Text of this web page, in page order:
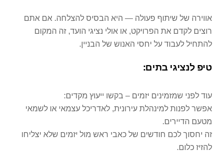
אווירה של שיתוף פעולה — היא הבסיס להצלחה. אם אתם
רוצים לקדם את הפרויקט, או אולי נציגי הועד, זה המקום
להתחיל לעבוד על יחסי האנוש של הבניין.
טיפ לנציגי בתים:
עוד לפני שמזמינים יזמים – בקשו ייעוץ מקדים:
אפשר לפנות למינהלת עירונית, לאדריכל עצמאי או לשמאי
מטעם הדיירים.
זה יחסוך לכם חודשים של כאבי ראש מול יזמים שלא יצליחו
להזיז כלום.